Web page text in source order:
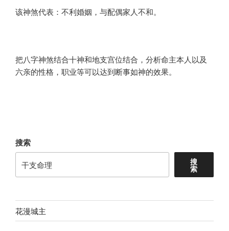
该神煞代表：不利婚姻，与配偶家人不和。
把八字神煞结合十神和地支宫位结合，分析命主本人以及
六亲的性格，职业等可以达到断事如神的效果。
搜索
搜
索
花漫城主